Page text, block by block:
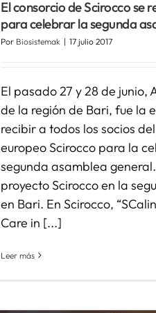
El consorcio de Scirocco se
para celebrar la segunda
Por Biosistemak | 17 julio 2017
El pasado 27 y 28 de junio,
de la región de Bari, fue la
recibir a todos los socios
europeo Scirocco para la
segunda asamblea
proyecto Scirocco en la
en Bari. En Scirocco,
Care in [...]
Leer más